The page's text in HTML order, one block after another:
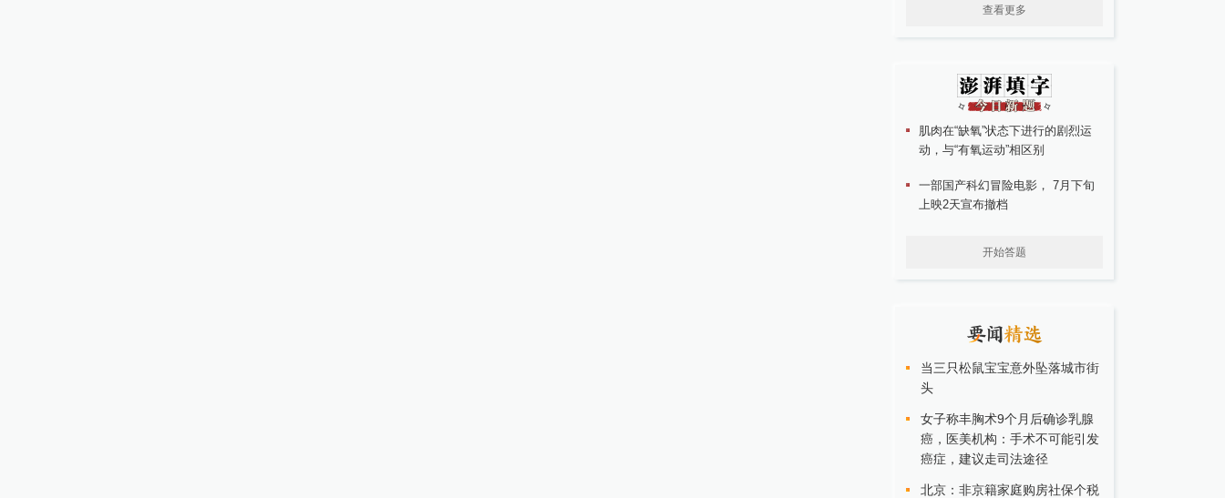
查看更多
肌肉在“缺氧”状态下进行的剧烈运
动，与“有氧运动”相区别
一部国产科幻冒险电影， 7月下旬
上映2天宣布撤档
开始答题
当三只松鼠宝宝意外坠落城市街
头
女子称丰胸术9个月后确诊乳腺
癌，医美机构：手术不可能引发
癌症，建议走司法途径
北京：非京籍家庭购房社保个税